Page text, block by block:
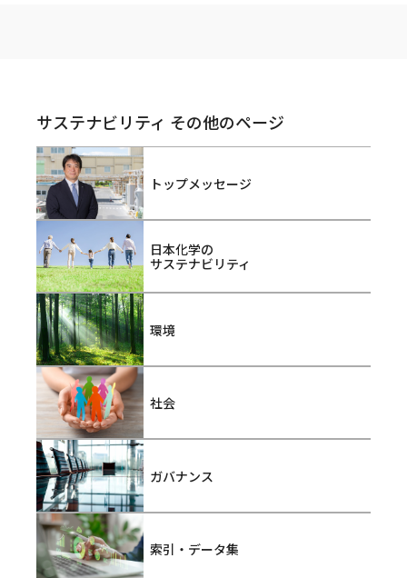
サステナビリティ その他のページ
トップメッセージ
日本化学の
サステナビリティ
環境
社会
ガバナンス
索引・データ集